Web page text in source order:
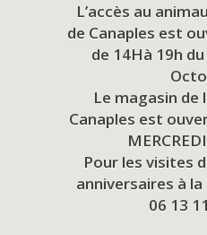
L’accès au
de Canaples est
de 14Hà 19h du
Le magasin de
Canaples est
Pour les visites
anniversaires à
06 13